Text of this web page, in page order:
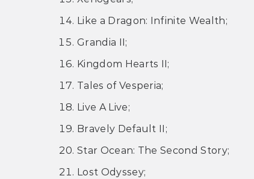
Like a Dragon: Infinite Wealth;
Grandia II;
Kingdom Hearts II;
Tales of Vesperia;
Live A Live;
Bravely Default II;
Star Ocean: The Second Story;
Lost Odyssey;